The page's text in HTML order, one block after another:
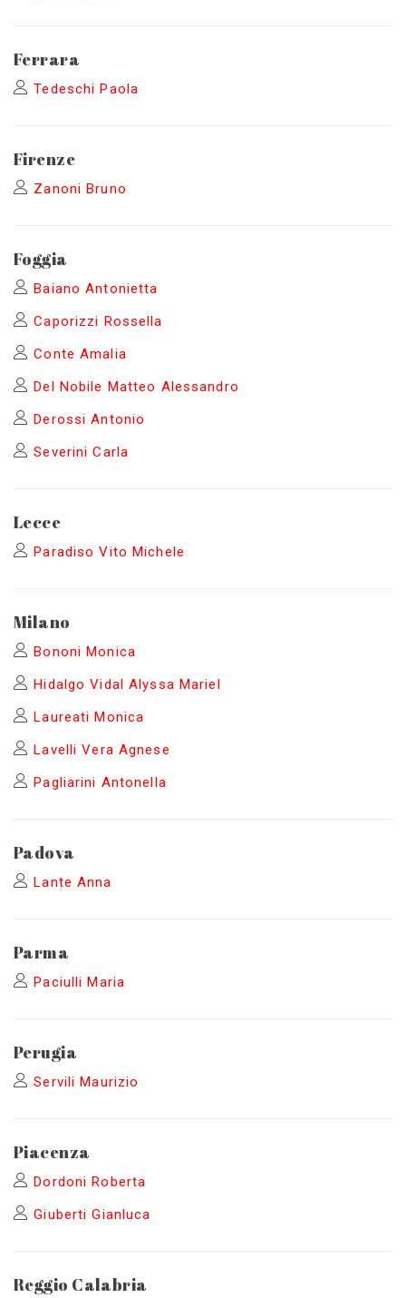
Ferrara
Tedeschi Paola
Firenze
Zanoni Bruno
Foggia
Baiano Antonietta
Caporizzi Rossella
Conte Amalia
Del Nobile Matteo Alessandro
Derossi Antonio
Severini Carla
Lecce
Paradiso Vito Michele
Milano
Bononi Monica
Hidalgo Vidal Alyssa Mariel
Laureati Monica
Lavelli Vera Agnese
Pagliarini Antonella
Padova
Lante Anna
Parma
Paciulli Maria
Perugia
Servili Maurizio
Piacenza
Dordoni Roberta
Giuberti Gianluca
Reggio Calabria